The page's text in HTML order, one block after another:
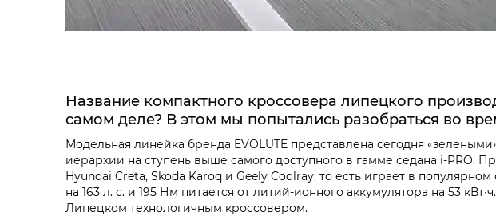
Название компактного кроссовера липецкого
самом деле? В этом мы попытались разобраться во
Модельная линейка бренда EVOLUTE представлена сегодня
иерархии на ступень выше самого доступного в гамме седана i‑PRO.
Hyundai Creta, Skoda Karoq и Geely Coolray, то есть играет в
на 163 л. с. и 195 Нм питается от литий-ионного аккумулятора на 53
Липецком технологичным кроссовером.